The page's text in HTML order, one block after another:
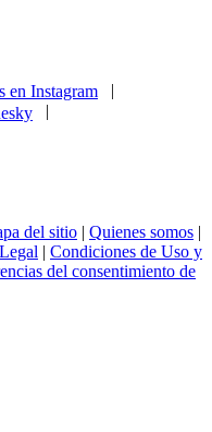
|
|
del sitio | Quienes somos |
| Condiciones de Uso y
del consentimiento de